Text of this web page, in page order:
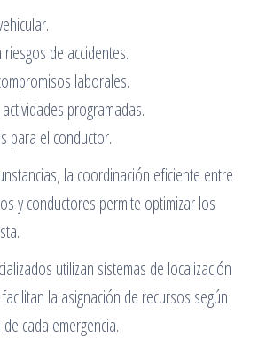
de accidentes.
laborales.
programadas.
para el conductor.
la coordinación eficiente entre
y conductores permite optimizar los
utilizan sistemas de localización
la asignación de recursos según
cada emergencia.